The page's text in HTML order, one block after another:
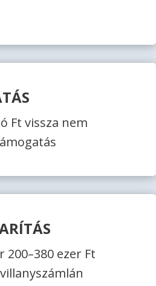
Ft vissza nem
200–380 ezer Ft